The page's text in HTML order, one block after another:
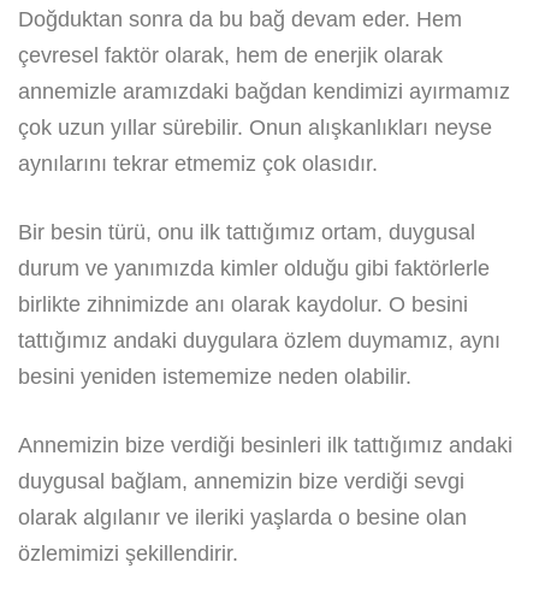
Doğduktan sonra da bu bağ devam eder. Hem
çevresel faktör olarak, hem de enerjik olarak
annemizle aramızdaki bağdan kendimizi ayırmamız
çok uzun yıllar sürebilir. Onun alışkanlıkları neyse
aynılarını tekrar etmemiz çok olasıdır.
Bir besin türü, onu ilk tattığımız ortam, duygusal
durum ve yanımızda kimler olduğu gibi faktörlerle
birlikte zihnimizde anı olarak kaydolur. O besini
tattığımız andaki duygulara özlem duymamız, aynı
besini yeniden istememize neden olabilir.
Annemizin bize verdiği besinleri ilk tattığımız andaki
duygusal bağlam, annemizin bize verdiği sevgi
olarak algılanır ve ileriki yaşlarda o besine olan
özlemimizi şekillendirir.